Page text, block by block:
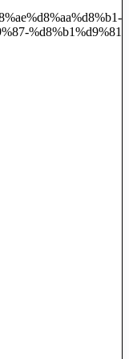
%d8%b1%d9%81/